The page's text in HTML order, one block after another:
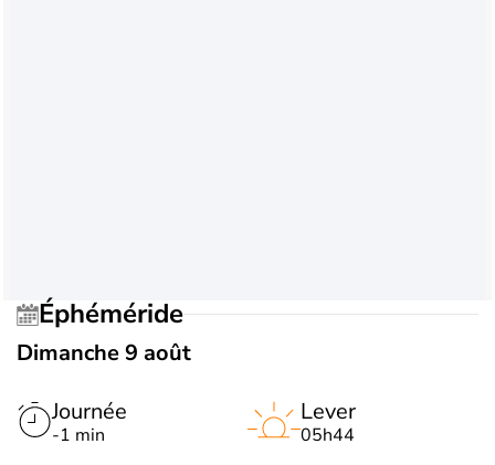
Éphéméride
Dimanche 9 août
Journée
-1 min
Lever
05h44